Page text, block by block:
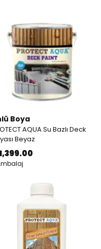
Boya
AQUA Su Bazlı Deck
Beyaz